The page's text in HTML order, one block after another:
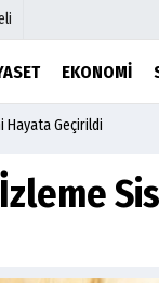
EKONOMI
Hayata Geçirildi